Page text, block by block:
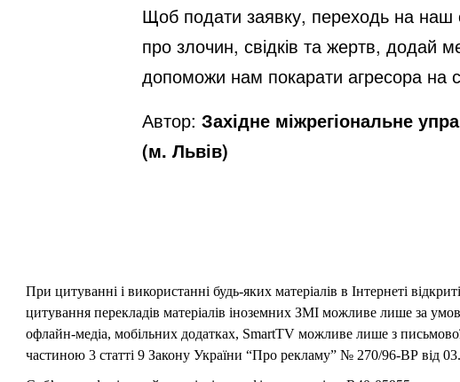
Щоб подати заявку, переходь на наш
про злочин, свідків та жертв, додай
допоможи нам покарати агресора на
Автор: Західне міжрегіональне
(м. Львів)
При цитуванні і використанні будь-яких матеріалів в Інтернеті
цитування перекладів матеріалів іноземних ЗМІ можливе лише за
офлайн-медіа, мобільних додатках, SmartTV можливе лише з
частиною 3 статті 9 Закону України “Про рекламу” № 270/96-ВР від